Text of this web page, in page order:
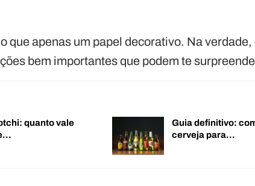
que apenas um papel decorativo. Na verdade,
bem importantes que podem te
quanto vale
Guia definitivo:
cerveja para…